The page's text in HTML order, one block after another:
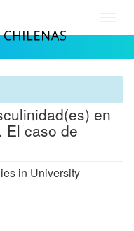
en
El caso de
in University